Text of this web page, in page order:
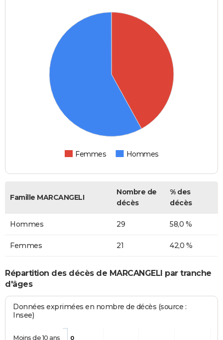
Femmes Hommes
Famille MARCANGELI
Nombre de
décès
% des
décès
Hommes 29 58,0 %
Femmes 21 42,0 %
Répartition des décès de MARCANGELI par tranche
d'âges
Données exprimées en nombre de décès (source :
Insee)
0
Moins de 10 ans